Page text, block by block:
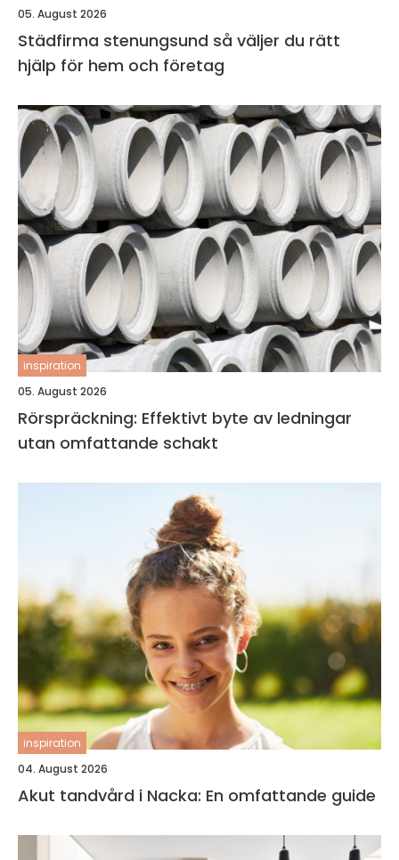
05. August 2026
Städfirma stenungsund så väljer du rätt
hjälp för hem och företag
inspiration
05. August 2026
Rörspräckning: Effektivt byte av ledningar
utan omfattande schakt
inspiration
04. August 2026
Akut tandvård i Nacka: En omfattande guide